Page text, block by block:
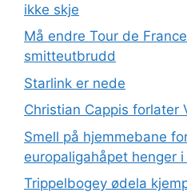
ikke skje
Må endre Tour de
smitteutbrudd
Starlink er nede
Christian Cappis forlater
Smell på hjemmebane
europaligahåpet henger
Trippelbogey ødela